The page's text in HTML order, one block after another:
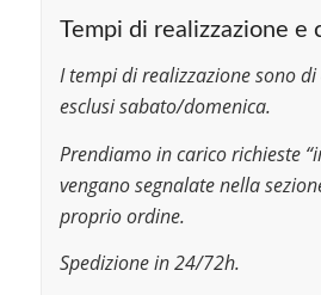
Tempi di realizzazione e
I tempi di realizzazione sono
esclusi sabato/domenica.
Prendiamo in carico richieste
vengano segnalate nella
proprio ordine.
Spedizione in 24/72h.